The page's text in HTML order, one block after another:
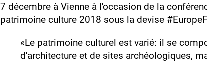
7 décembre à Vienne à l'occasion de la
patrimoine culture 2018 sous la devise
«Le patrimoine culturel est varié: il se
d'architecture et de sites archéologiques,